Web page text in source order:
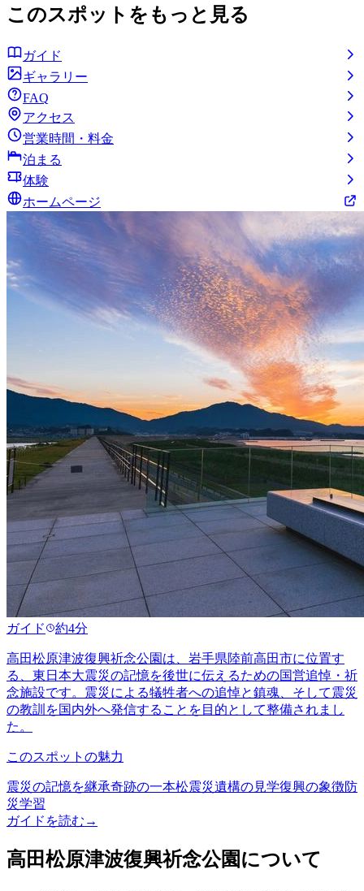
このスポットをもっと見る
ガイド
ギャラリー
FAQ
アクセス
営業時間・料金
泊まる
体験
ホームページ
ガイド 約4分
高田松原津波復興祈念公園は、岩手県陸前高田市に位置す
る、東日本大震災の記憶を後世に伝えるための国営追悼・祈
念施設です。震災による犠牲者への追悼と鎮魂、そして震災
の教訓を国内外へ発信することを目的として整備されまし
た。
このスポットの魅力
震災の記憶を継承奇跡の一本松震災遺構の見学復興の象徴防
災学習
ガイドを読む →
高田松原津波復興祈念公園について